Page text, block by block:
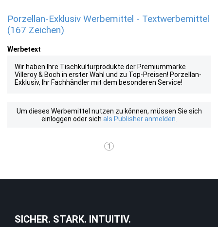
Porzellan-Exklusiv Werbemittel - Textwerbemittel
(167 Zeichen)
Werbetext
Wir haben Ihre Tischkulturprodukte der Premiummarke
Villeroy & Boch in erster Wahl und zu Top-Preisen! Porzellan-
Exklusiv, Ihr Fachhändler mit dem besonderen Service!
Um dieses Werbemittel nutzen zu können, müssen Sie sich
einloggen oder sich als Publisher anmelden
1
SICHER. STARK. INTUITIV.